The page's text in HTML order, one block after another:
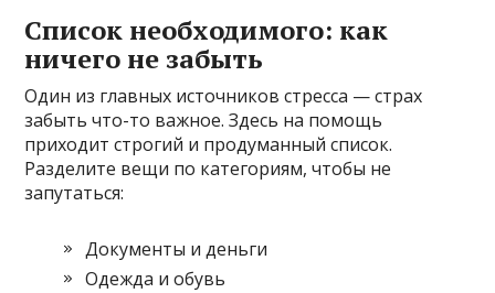
Список необходимого: как
ничего не забыть
Один из главных источников стресса — страх
забыть что-то важное. Здесь на помощь
приходит строгий и продуманный список.
Разделите вещи по категориям, чтобы не
запутаться:
Документы и деньги
Одежда и обувь